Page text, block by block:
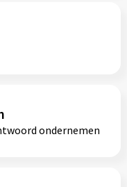
ondernemen